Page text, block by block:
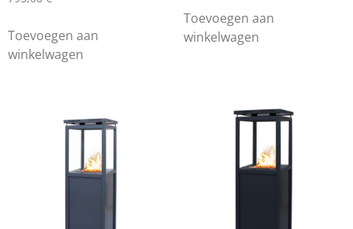
Toevoegen aan
winkelwagen
Toevoegen aan
winkelwagen